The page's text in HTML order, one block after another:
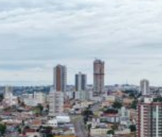
Pressione Enter para pesquisar ou ESC para fechar